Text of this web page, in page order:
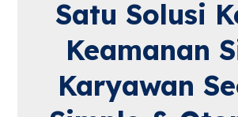
Satu Solusi
Keamanan
Karyawan